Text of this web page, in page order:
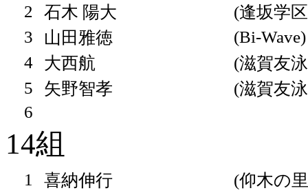
2
石木 陽大
(逢坂学
3
山田雅徳
(Bi-Wave)
4
大西航
(滋賀友
5
矢野智孝
(滋賀友
6
14組
1 喜納伸行
(仰木の